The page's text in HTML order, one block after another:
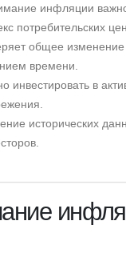
инфляции
потребительских
общее изменение
времени.
инвестировать в
исторических